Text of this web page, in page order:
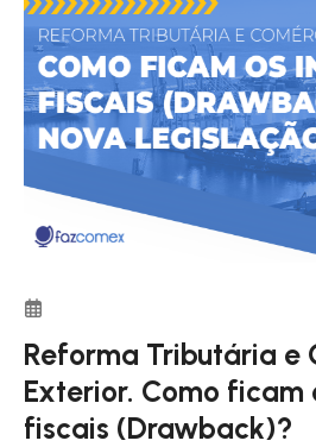
Reforma Tributária e
Exterior. Como ficam
fiscais (Drawback)?